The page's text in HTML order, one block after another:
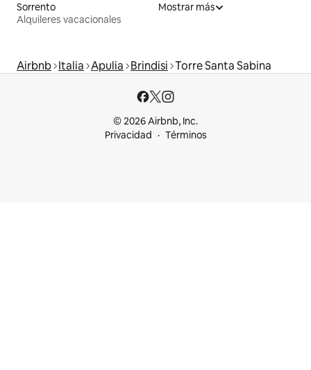
Sorrento
Alquileres vacacionales
Mostrar más
Airbnb Italia Apulia Brindisi Torre Santa Sabina
© 2026 Airbnb, Inc.
Privacidad
Términos